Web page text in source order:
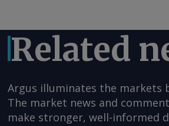
Related
Argus illuminates the markets
The market news and
make stronger, well-informed